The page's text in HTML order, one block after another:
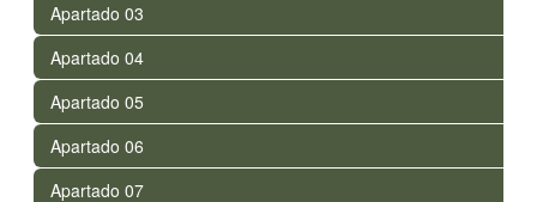
Apartado 03
Apartado 04
Apartado 05
Apartado 06
Apartado 07